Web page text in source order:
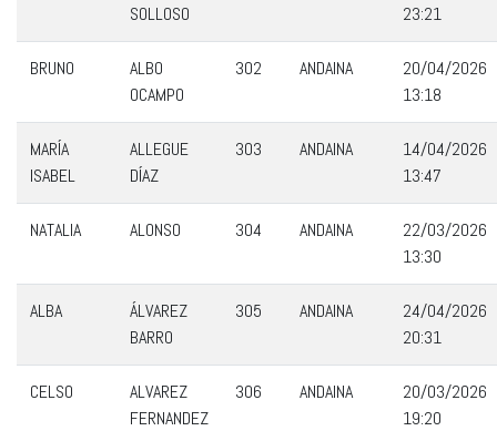
SOLLOSO
23:21
BRUNO
ALBO
OCAMPO
302 ANDAINA
20/04/2026
13:18
MARÍA
ISABEL
ALLEGUE
DÍAZ
303 ANDAINA
14/04/2026
13:47
NATALIA ALONSO 304 ANDAINA
22/03/2026
13:30
ALBA
ÁLVAREZ
BARRO
305 ANDAINA
24/04/2026
20:31
CELSO
ALVAREZ
FERNANDEZ
306 ANDAINA
20/03/2026
19:20